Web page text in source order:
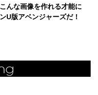
んな画像を作れる才能に
U版アベンジャーズだ！